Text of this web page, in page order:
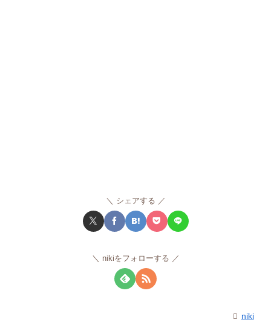
シェアする
nikiをフォローする
niki